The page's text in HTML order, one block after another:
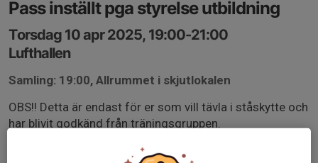
Pass inställt pga styrelse utbildning
Torsdag 10 apr 2025, 19:00-21:00
Lufthallen
Samling: 19:00, Allrummet i skjutlokalen
OBS!! Detta är endast för er som vill tävla i ståskytte och
har blivit godkänd från träningsgruppen.
Krav är att ni deltar regelbundet på söndagarna( hög